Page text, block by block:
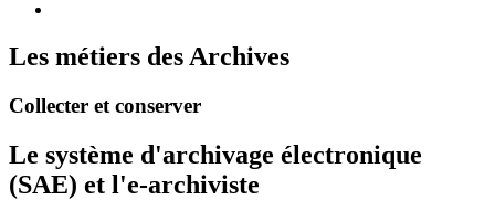
Les métiers des Archives
Collecter et conserver
Le système d'archivage électronique
(SAE) et l'e-archiviste